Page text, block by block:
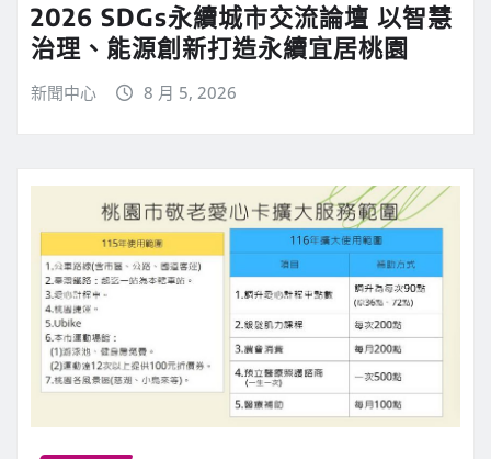
2026 SDGs永續城市交流論壇 以智慧
治理、能源創新打造永續宜居桃園
新聞中心 8 月 5, 2026